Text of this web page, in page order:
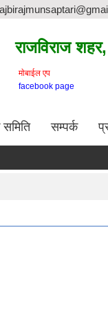
राजविराज
माेबाईल एप
facebook page
समिति सम्पर्क